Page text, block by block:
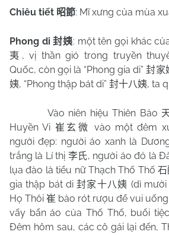
Chiêu tiết 昭節: Mĩ xưng của mùa
Phong di封姨: một tên gọi khác
夷 , vị thần gió trong truyền
Quốc, còn gọi là “Phong gia di”封家
姨, “Phong thập bát di” 封十八姨, ta
Vào niên hiệu Thiên Bảo
Huyền Vi 崔玄微
vào một đêm
người đẹp: người áo xanh là
trắng là Lí thị 李氏, người áo đỏ là
lụa đào là tiểu nữ Thạch Thố Thố
gia thập bát di封家十八姨 (dì mười
Họ Thôi 崔 bảo rót rượu để vui
vấy bẩn áo của Thố Thố, buổi
Đêm hôm sau, các cô gái lại đến,